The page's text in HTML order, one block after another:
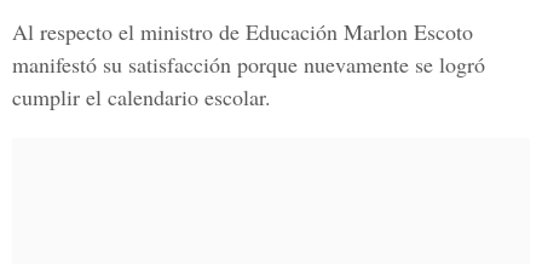
Al respecto el ministro de Educación Marlon Escoto
manifestó su satisfacción porque nuevamente se logró
cumplir el calendario escolar.